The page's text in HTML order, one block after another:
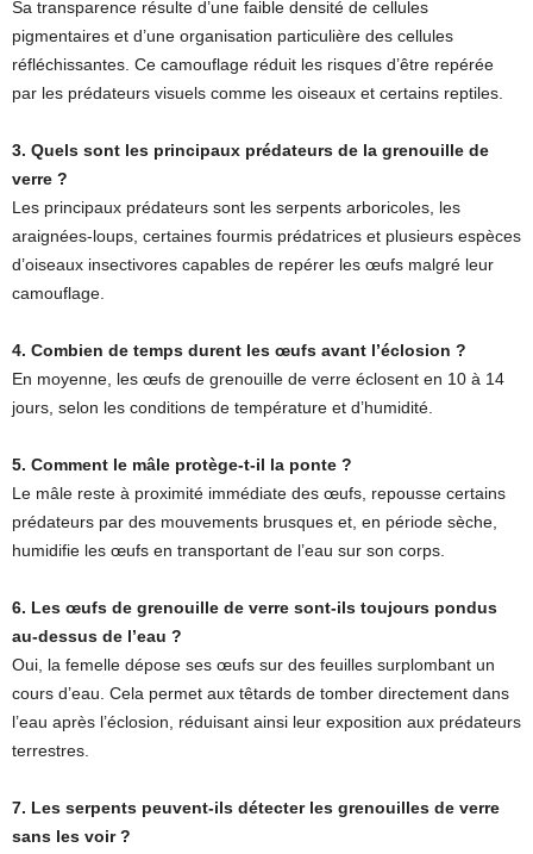
Sa transparence résulte d’une faible densité de cellules
pigmentaires et d’une organisation particulière des cellules
réfléchissantes. Ce camouflage réduit les risques d’être repérée
par les prédateurs visuels comme les oiseaux et certains reptiles.
3. Quels sont les principaux prédateurs de la grenouille de
verre ?
Les principaux prédateurs sont les serpents arboricoles, les
araignées-loups, certaines fourmis prédatrices et plusieurs espèces
d’oiseaux insectivores capables de repérer les œufs malgré leur
camouflage.
4. Combien de temps durent les œufs avant l’éclosion ?
En moyenne, les œufs de grenouille de verre éclosent en 10 à 14
jours, selon les conditions de température et d’humidité.
5. Comment le mâle protège-t-il la ponte ?
Le mâle reste à proximité immédiate des œufs, repousse certains
prédateurs par des mouvements brusques et, en période sèche,
humidifie les œufs en transportant de l’eau sur son corps.
6. Les œufs de grenouille de verre sont-ils toujours pondus
au-dessus de l’eau ?
Oui, la femelle dépose ses œufs sur des feuilles surplombant un
cours d’eau. Cela permet aux têtards de tomber directement dans
l’eau après l’éclosion, réduisant ainsi leur exposition aux prédateurs
terrestres.
7. Les serpents peuvent-ils détecter les grenouilles de verre
sans les voir ?